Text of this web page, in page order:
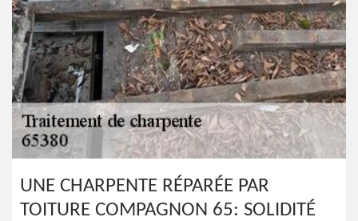
UNE CHARPENTE RÉPARÉE PAR
TOITURE COMPAGNON 65: SOLIDITÉ